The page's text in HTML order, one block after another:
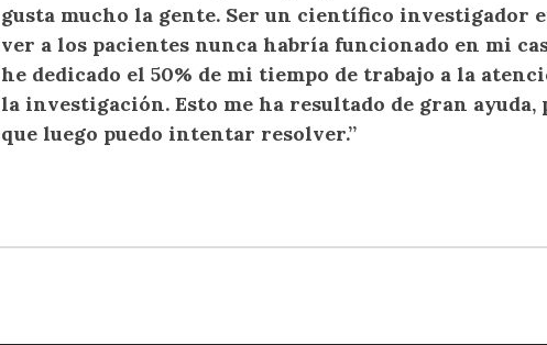
gusta mucho la gente. Ser un científico investigador
ver a los pacientes nunca habría funcionado en mi
he dedicado el 50% de mi tiempo de trabajo a la
la investigación. Esto me ha resultado de gran
que luego puedo intentar resolver.”